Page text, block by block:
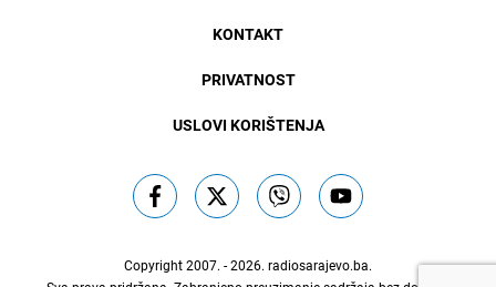
KONTAKT
PRIVATNOST
USLOVI KORIŠTENJA
Copyright 2007. - 2026. radiosarajevo.ba.